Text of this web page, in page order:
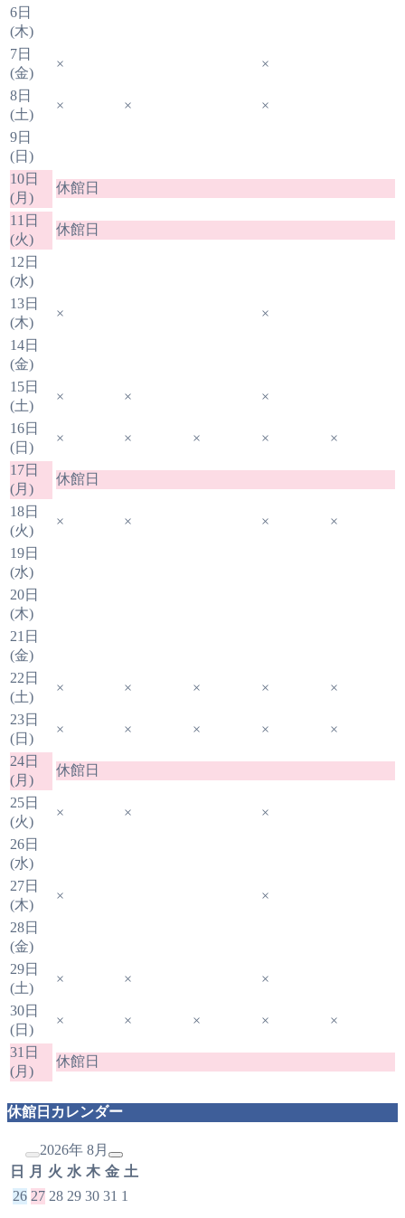
6日
(木)
7日
(金)
× ×
8日
(土)
× × ×
9日
(日)
10日
(月)
休館日
11日
(火)
休館日
12日
(水)
13日
(木)
× ×
14日
(金)
15日
(土)
× × ×
16日
(日)
× × × × ×
17日
(月)
休館日
18日
(火)
× × × ×
19日
(水)
20日
(木)
21日
(金)
22日
(土)
× × × × ×
23日
(日)
× × × × ×
24日
(月)
休館日
25日
(火)
× × ×
26日
(水)
27日
(木)
× ×
28日
(金)
29日
(土)
× × ×
30日
(日)
× × × × ×
31日
(月)
休館日
休館日カレンダー
2026年 8月
日
月 火 水 木 金 土
26 27 28 29 30 31 1